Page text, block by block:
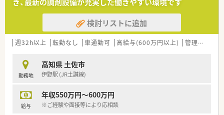
【法人特徴について】
■地域に根ざした医療提供を目指しており、患者様一人ひとりに
寄り添った丁寧な服薬指導を心掛けている企業です。
■従業員が働きやすい環境作りを推進しており、福利厚生の充実
や柔軟な働き方の実現に積極的に取り組んでいます。
的なスキルアップを会社全体で支援する体制です。
【こんな取り組みをしています】
夫しており、労働環境の継続的な改善に努めています。
■業務の効率化を図るために最新の調剤機器やシステムの導入
検討リストに追加
週32h以上 転勤なし 車通勤可 高給与(600万円以上) 管理薬剤師
勤務地
高知県 土佐市
伊野駅 (JR土讃線)
給与
年収550万円～600万円
※ご経験や面接等により応相談